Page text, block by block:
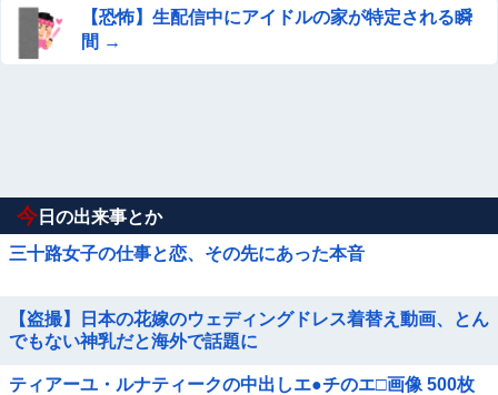
【恐怖】生配信中にアイドルの家が特定される瞬
間 →
今 日の出来事とか
三十路女子の仕事と恋、その先にあった本音
【盗撮】日本の花嫁のウェディングドレス着替え動画、とん
でもない神乳だと海外で話題に
ティアーユ・ルナティークの中出しエ●チのエ□画像 500枚